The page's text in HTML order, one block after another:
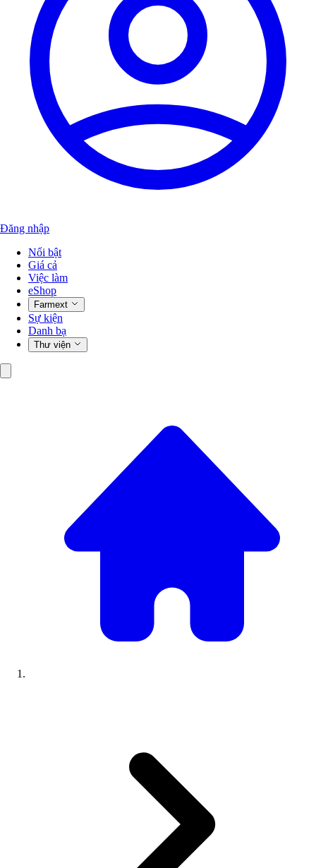
Đăng nhập
Nổi bật
Giá cả
Việc làm
eShop
Farmext
Sự kiện
Danh bạ
Thư viện